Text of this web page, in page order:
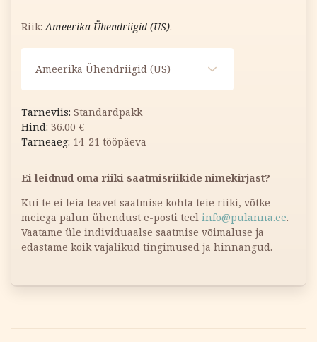
Riik:Ameerika Ühendriigid (US).
Ameerika Ühendriigid (US)
Standardpakk
36.00 €
14-21 tööpäeva
Ei leidnud oma riiki saatmisriikide nimekirjast?
Kui te ei leia teavet saatmise kohta teie riiki, võtke
meiega palun ühendust e-posti teel info@pulanna.ee.
Vaatame üle individuaalse saatmise võimaluse ja
edastame kõik vajalikud tingimused ja hinnangud.